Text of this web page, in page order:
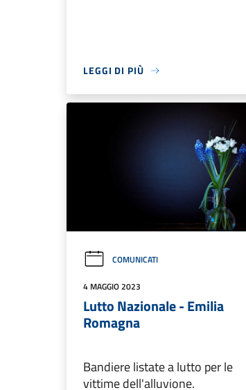
LEGGI DI PIÙ
COMUNICATI
4 MAGGIO 2023
Lutto Nazionale - Emilia
Romagna
Bandiere listate a lutto per le
vittime dell'alluvione.